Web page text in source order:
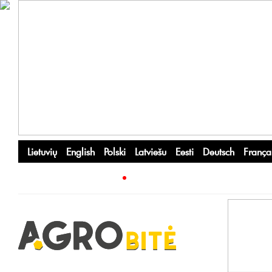
Lietuvių English Polski Latviešu Eesti Deutsch